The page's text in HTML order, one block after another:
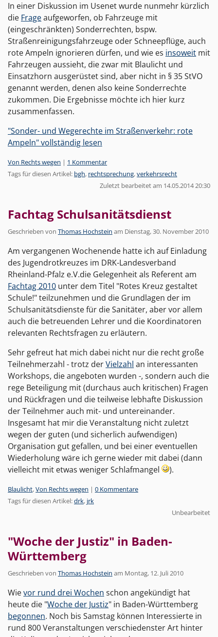
In einer Diskussion im Usenet wurde nunmehr kürzlich
die Frageaufgeworfen, ob Fahrzeuge mit
(eingeschränkten) Sonderrechten, bspw.
Straßenreinigungsfahrzeuge oder Schneepflüge, auch
rote Ampeln ignorieren dürfen, und wie es insoweit mit
Fahrzeugen aussieht, die zwar mit Blaulicht und
Einsatzhorn ausgerüstet sind, aber nicht in § 35 StVO
genannt werden, denen also keine Sonderrechte
zukommen. Die Ergebnisse möchte ich hier kurz
zusammenfassen.
"Sonder- und Wegerechte im Straßenverkehr: rote
Ampeln" vollständig lesen
Kategorien:
Von Rechts wegen | 1 Kommentar
Tags für diesen Artikel: bgh, rechtsprechung,verkehrsrecht
Zuletzt bearbeitet am 14.05.2014 20:30
Fachtag Schulsanitätsdienst
Geschrieben von Thomas Hochstein am Dienstag, 30. November 2010
Am vergangenen Wochenende hatte ich auf Einladung
des Jugendrotkreuzes im DRK-Landesverband
Rheinland-Pfalz e.V.die Gelegenheit als Referent am
Fachtag 2010 unter dem Titel "Rotes Kreuz gestaltet
Schule!" teilzunehmen und die Grundlagen der im
Schulsanitätsdienste für die Sanitäter, aber vor allem
auch die betreuenden Lehrer und die Koordinatoren
relevanten Rechtsfragen zu erläutern.
Sehr gefreut hat mich dabei nicht nur die recht große
Teilnehmerzahl - trotz derVielzahl an interessanten
Workshops, die angeboten wurden -, sondern auch die
rege Beteiligung mit (durchaus auch kritischen) Fragen
und Rückfragen und die teilweise lebhafte Diskussion
der Teilnehmer auch mit- und untereinander.
Insgesamt hat mir die Veranstaltung nicht zuletzt
wegen der guten (und sicherlich aufwendigen)
Organisation gut gefallen, und bei einer eventuellen
Wiederholung wäre ich gerne wieder mit dabei (dann
vielleicht mit etwas weniger Schlafmangel
).
Kategorien:
Blaulicht,Von Rechts wegen | 0 Kommentare
Tags für diesen Artikel:drk, jrk
Unbearbeitet
"Woche der Justiz" in Baden-
Württemberg
Geschrieben von Thomas Hochstein am Montag, 12. Juli 2010
Wievor rund drei Wochen schon angekündigt hat
heute die "Woche der Justiz" in Baden-Württemberg
begonnen. Noch bis Samstag können Interessierte in
rund 800 Veranstaltungen verschiedenster Art hinter